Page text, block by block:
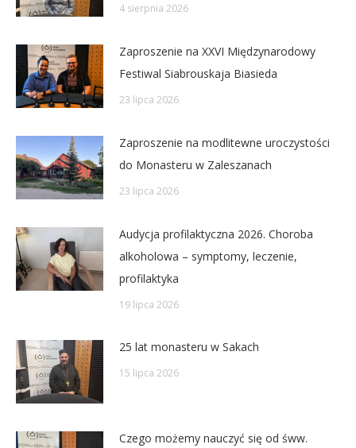
4 sierpnia 2026
Zaproszenie na XXVI Międzynarodowy
Festiwal Siabrouskaja Biasieda
23 lipca 2026
Zaproszenie na modlitewne uroczystości
do Monasteru w Zaleszanach
23 lipca 2026
Audycja profilaktyczna 2026. Choroba
alkoholowa – symptomy, leczenie,
profilaktyka
19 lipca 2026
25 lat monasteru w Sakach
15 lipca 2026
Czego możemy nauczyć się od śww.